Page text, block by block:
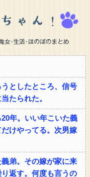
としたところ、信号
たられた。
年。いい年こいた義
けやってる。次男嫁
弟。その嫁が家に来
返す。何度も言うの